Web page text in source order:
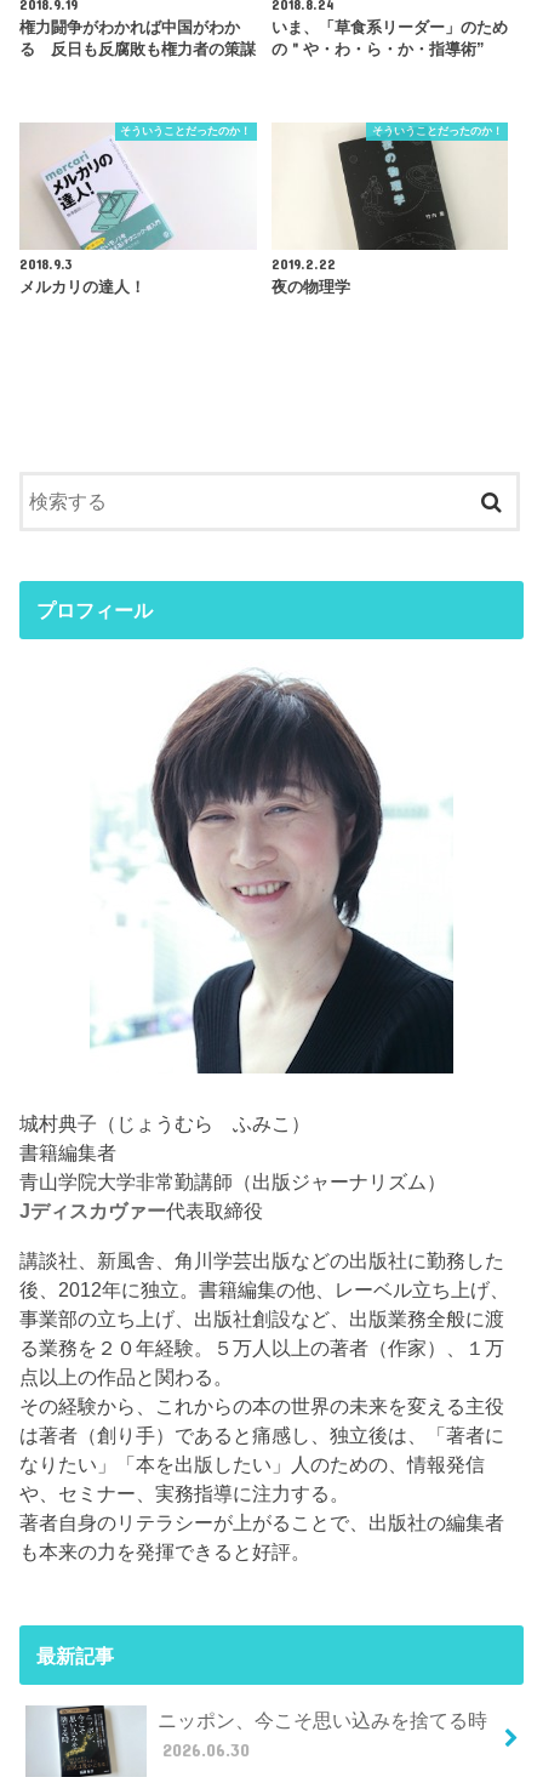
権力闘争がわかれば中国がわか
る 反日も反腐敗も権力者の策謀
いま、「草食系リーダー」のため
の＂や・わ・ら・か・指導術”
そういうことだったのか！
2018.9.3
メルカリの達人！
そういうことだったのか！
2019.2.22
夜の物理学
プロフィール
城村典子（じょうむら ふみこ）
書籍編集者
青山学院大学非常勤講師（出版ジャーナリズム）
Jディスカヴァー代表取締役
講談社、新風舎、角川学芸出版などの出版社に勤務した
後、2012年に独立。書籍編集の他、レーベル立ち上げ、
事業部の立ち上げ、出版社創設など、出版業務全般に渡
る業務を２０年経験。５万人以上の著者（作家）、１万
点以上の作品と関わる。
その経験から、これからの本の世界の未来を変える主役
は著者（創り手）であると痛感し、独立後は、「著者に
なりたい」「本を出版したい」人のための、情報発信
や、セミナー、実務指導に注力する。
著者自身のリテラシーが上がることで、出版社の編集者
も本来の力を発揮できると好評。
最新記事
ニッポン、今こそ思い込みを捨てる時
2026.06.30